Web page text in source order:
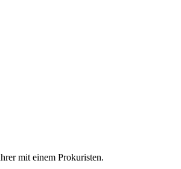
mit einem Prokuristen.